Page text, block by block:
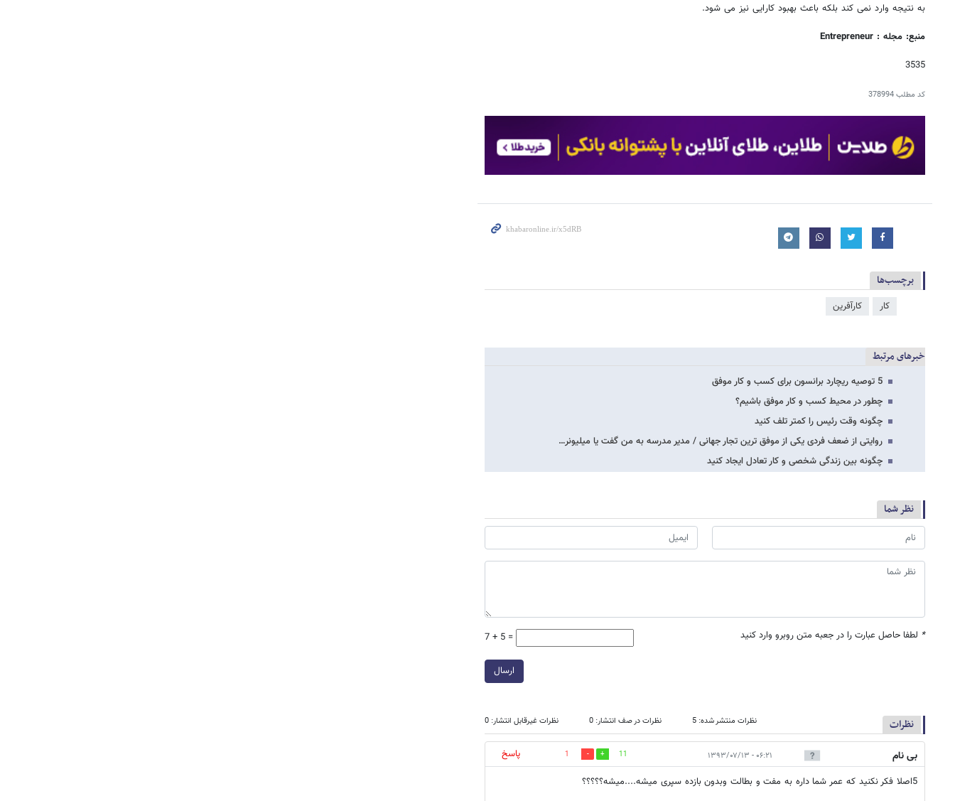
به نتیجه وارد نمی کند بلکه باعث بهبود کارایی نیز می شود.
منبع: مجله : Entrepreneur
3535
کد مطلب378994
برچسب‌ها
کار کارآفرین
خبرهای مرتبط
5 توصیه ریچارد برانسون برای کسب و کار موفق
چطور در محیط کسب و کار موفق باشیم؟
چگونه وقت رئیس را کمتر تلف کنید
روایتی از ضعف فردی یکی از موفق ترین تجار جهانی / مدیر مدرسه به من گفت یا میلیونر…
چگونه بین زندگی شخصی و کار تعادل ایجاد کنید
نظر شما
* لطفا حاصل عبارت را در جعبه متن روبرو وارد کنید 7 + 5 =
ارسال
نظرات نظرات منتشر شده: 5 نظرات در صف انتشار: 0 نظرات غیرقابل انتشار: 0
بی نام ۰۶:۲۱ - ۱۳۹۳/۰۷/۱۳ 11
1
پاسخ
5اصلا فکر نکنید که عمر شما داره به مفت و بطالت وبدون بازده سپری میشه....میشه؟؟؟؟؟